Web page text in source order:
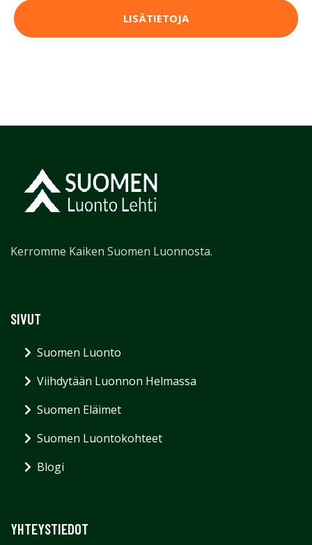
LISÄTIETOJA
Kerromme Kaiken Suomen Luonnosta.
SIVUT
Suomen Luonto
Viihdytään Luonnon Helmassa
Suomen Eläimet
Suomen Luontokohteet
Blogi
YHTEYSTIEDOT